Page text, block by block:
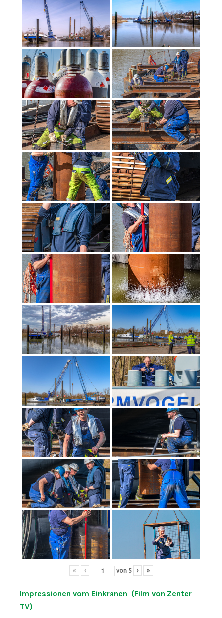
« ‹ von 5 › »
Impressionen vom Einkranen (Film von Zenter
TV)